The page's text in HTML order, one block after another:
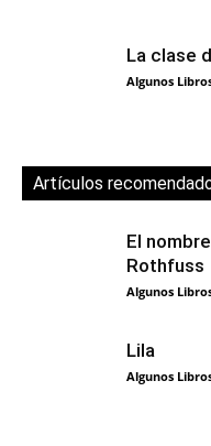
La clase
Algunos
Artículos
El
Rothfuss
Algunos
Lila
Algunos